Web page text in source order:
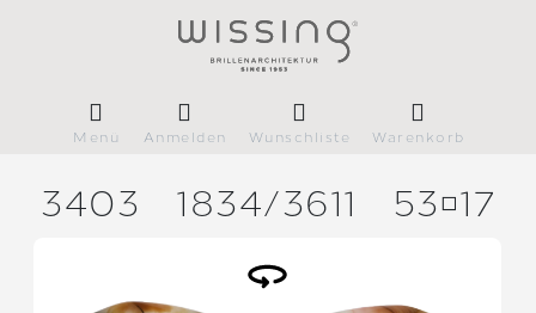
Menü Anmelden Wunschliste Warenkorb
3403 1834/3611 5317